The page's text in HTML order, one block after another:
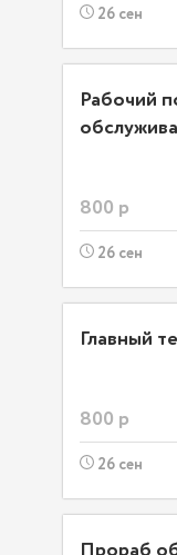
26 сен
Рабочий
800 р
26 сен
Главный
800 р
26 сен
Прораб